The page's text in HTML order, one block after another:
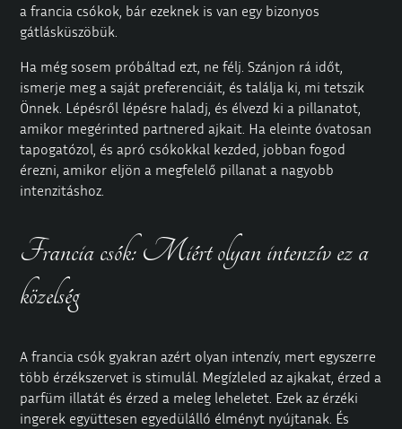
a francia csókok, bár ezeknek is van egy bizonyos
gátlásküszöbük.
Ha még sosem próbáltad ezt, ne félj. Szánjon rá időt,
ismerje meg a saját preferenciáit, és találja ki, mi tetszik
Önnek. Lépésről lépésre haladj, és élvezd ki a pillanatot,
amikor megérinted partnered ajkait. Ha eleinte óvatosan
tapogatózol, és apró csókokkal kezded, jobban fogod
érezni, amikor eljön a megfelelő pillanat a nagyobb
intenzitáshoz.
Francia csók: Miért olyan intenzív ez a
közelség
A francia csók gyakran azért olyan intenzív, mert egyszerre
több érzékszervet is stimulál. Megízleled az ajkakat, érzed a
parfüm illatát és érzed a meleg leheletet. Ezek az érzéki
ingerek együttesen egyedülálló élményt nyújtanak. És